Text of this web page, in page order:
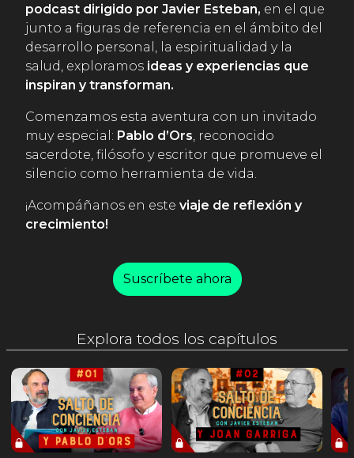
podcast dirigido por Javier Esteban, en el que
junto a figuras de referencia en el ámbito del
desarrollo personal, la espiritualidad y la
salud, exploramos ideas y experiencias que
inspiran y transforman.
Comenzamos esta aventura con un invitado
muy especial: Pablo d’Ors, reconocido
sacerdote, filósofo y escritor que promueve el
silencio como herramienta de vida.
¡Acompáñanos en este viaje de reflexión y
crecimiento!
Suscríbete ahora
Explora todos los capítulos